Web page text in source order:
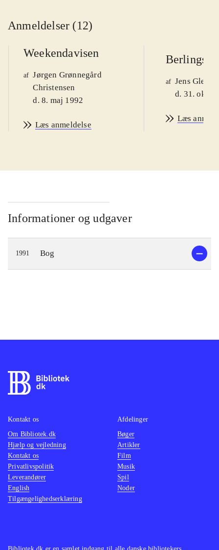
Anmeldelser (12)
Weekendavisen
af Jørgen Grønnegård
Christensen
d. 8. maj 1992
Læs anmeldelse
af Jens
d. 31. okt.
Læs
Informationer og udgaver
1991 Bog
Kontakt os
Om Bibliotek.dk
Hjælp og vejledning
Kontakt os
Privatlivspolitik
Leverandører
English
Tilgængelighedserklæring
Afdelinger
Bøger
Artikler
Film
Musik
Spil
Noder